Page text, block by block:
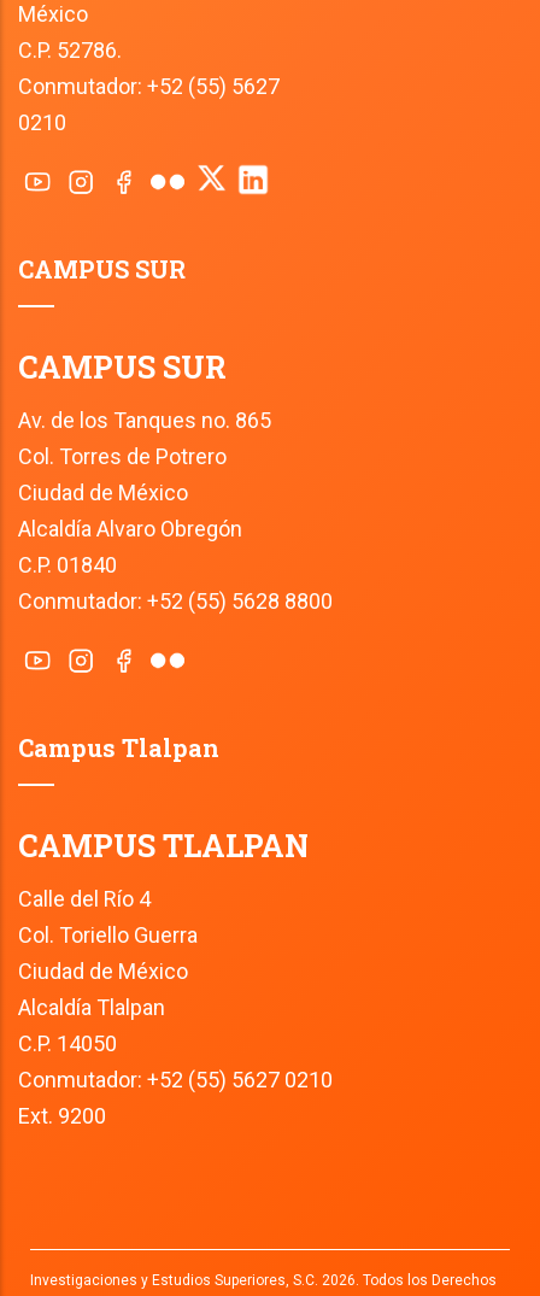
México
C.P. 52786.
Conmutador: +52 (55) 5627
0210
CAMPUS SUR
CAMPUS SUR
Av. de los Tanques no. 865
Col. Torres de Potrero
Ciudad de México
Alcaldía Alvaro Obregón
C.P. 01840
Conmutador: +52 (55) 5628 8800
Campus Tlalpan
CAMPUS TLALPAN
Calle del Río 4
Col. Toriello Guerra
Ciudad de México
Alcaldía Tlalpan
C.P. 14050
Conmutador: +52 (55) 5627 0210
Ext. 9200
Investigaciones y Estudios Superiores, S.C. 2026. Todos los Derechos